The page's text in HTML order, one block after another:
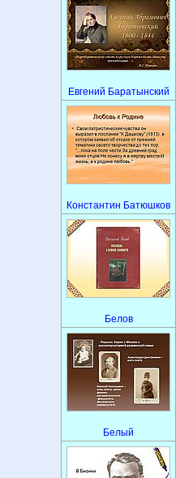
Евгений Баратынский
Константин Батюшков
Белов
Белый